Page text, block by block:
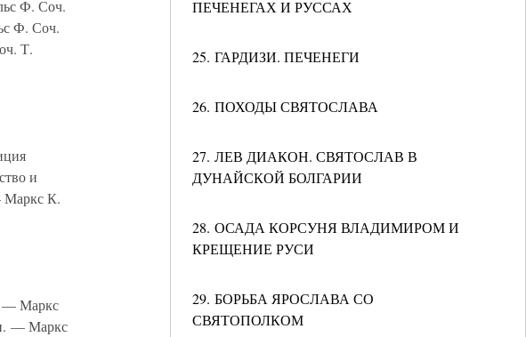
ПЕЧЕНЕГАХ И РУССАХ
25. ГАРДИЗИ. ПЕЧЕНЕГИ
26. ПОХОДЫ СВЯТОСЛАВА
27. ЛЕВ ДИАКОН. СВЯТОСЛАВ В
ДУНАЙСКОЙ БОЛГАРИИ
28. ОСАДА КОРСУНЯ ВЛАДИМИРОМ И
КРЕЩЕНИЕ РУСИ
29. БОРЬБА ЯРОСЛАВА СО
СВЯТОПОЛКОМ
Ф. Соч.
Ф. Соч.
Т.
и
Маркс К.
— Маркс
— Маркс